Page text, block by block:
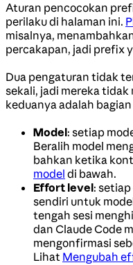
Aturan pencocokan
perilaku di halaman ini.
misalnya,
percakapan, jadi prefix
Dua pengaturan tidak
sekali, jadi mereka
keduanya adalah
Model: setiap
Beralih model
bahkan ketika
model di bawah.
Effort level:
sendiri untuk
tengah sesi
dan Claude Code
mengonfirmasi
Lihat Mengubah